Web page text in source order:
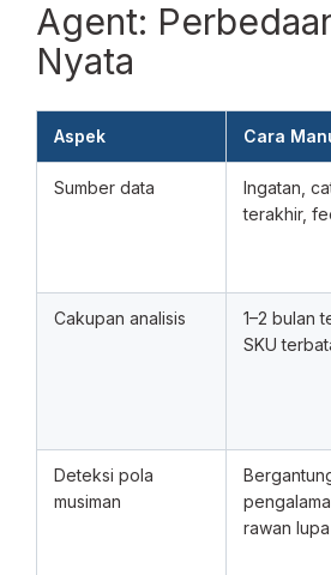
Agent:
Nyata
Aspek Cara
Sumber data
Ingatan,
terakhir,
Cakupan analisis
1–2 bulan
SKU
Deteksi pola
musiman
rawan lupa